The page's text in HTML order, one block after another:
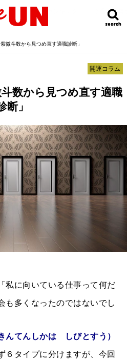
search
search
明日の運勢ランキング 今週の運勢
紫微斗数から見つめ直す適職診断」
開運コラム
斗数から見つめ直す適職
断」
私に向いている仕事って何だ
も多くなったのではないでし
てんしかは しびとすう）
６タイプに分けますが、今回